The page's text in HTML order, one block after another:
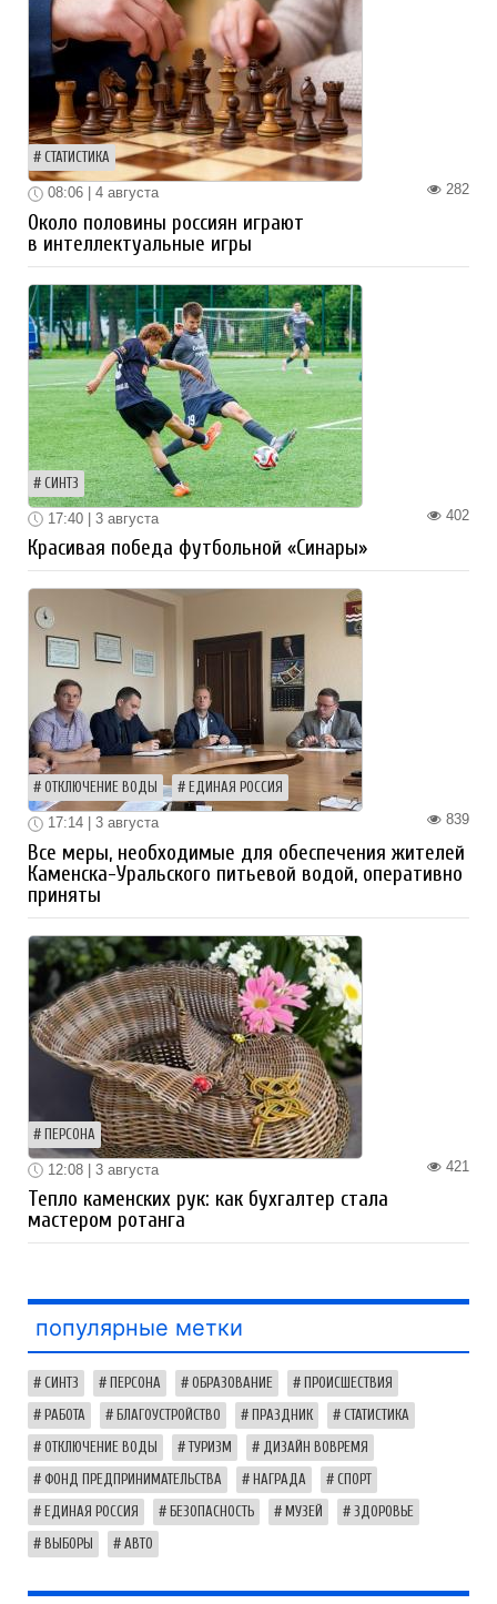
СТАТИСТИКА
282
08:06 | 4 августа
Около половины россиян играют
в интеллектуальные игры
СИНТЗ
402
17:40 | 3 августа
Красивая победа футбольной «Синары»
ОТКЛЮЧЕНИЕ ВОДЫ ЕДИНАЯ РОССИЯ
839
17:14 | 3 августа
Все меры, необходимые для обеспечения жителей
Каменска-Уральского питьевой водой, оперативно
приняты
ПЕРСОНА
421
12:08 | 3 августа
Тепло каменских рук: как бухгалтер стала
мастером ротанга
популярные метки
СИНТЗ ПЕРСОНА ОБРАЗОВАНИЕ ПРОИСШЕСТВИЯ
РАБОТА БЛАГОУСТРОЙСТВО ПРАЗДНИК СТАТИСТИКА
ОТКЛЮЧЕНИЕ ВОДЫ ТУРИЗМ ДИЗАЙН ВОВРЕМЯ
ФОНД ПРЕДПРИНИМАТЕЛЬСТВА НАГРАДА СПОРТ
ЕДИНАЯ РОССИЯ БЕЗОПАСНОСТЬ МУЗЕЙ ЗДОРОВЬЕ
ВЫБОРЫ АВТО